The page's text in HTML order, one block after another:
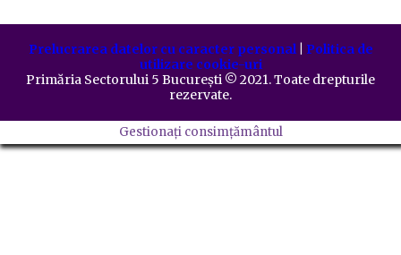
Prelucrarea datelor cu caracter personal| Politica de
utilizare cookie-uri
Primăria Sectorului 5 București ©️ 2021. Toate drepturile
rezervate.
Gestionați consimțământul